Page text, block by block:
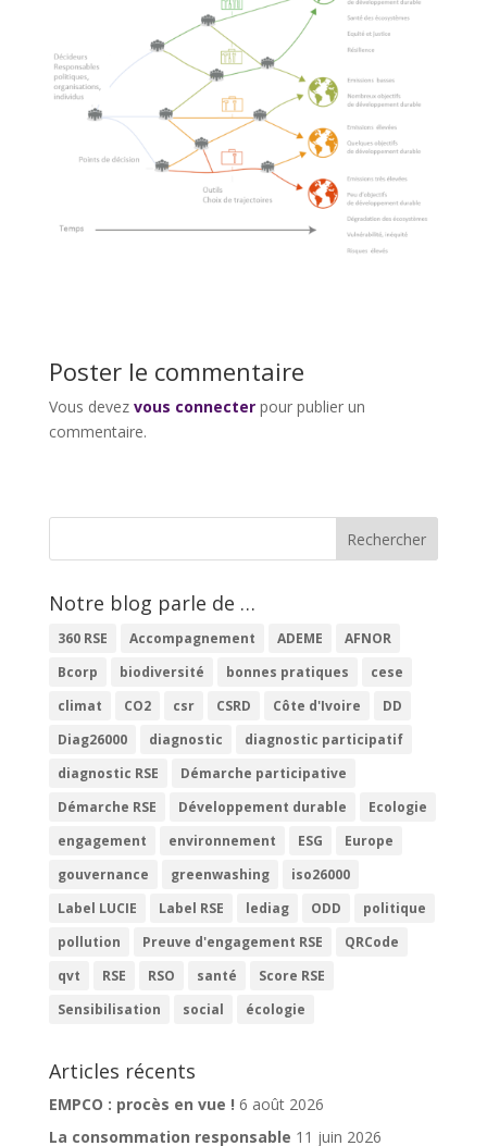
Poster le commentaire
Vous devez vous connecterpour publier un
commentaire.
Notre blog parle de …
360 RSE Accompagnement ADEME
AFNOR
Bcorp
biodiversité bonnes pratiques
cese
climat
CO2 csr CSRD Côte d'Ivoire
DD
Diag26000
diagnostic
diagnostic participatif
diagnostic RSE
Démarche participative
Démarche RSE
Développement durable
Ecologie
engagement
environnement ESG
Europe
gouvernance
greenwashing
iso26000
Label LUCIE
Label RSE lediag ODD
politique
pollution
Preuve d'engagement RSE
QRCode
qvt
RSE RSO santé
Score RSE
Sensibilisation
social écologie
Articles récents
EMPCO : procès en vue ! 6 août 2026
La consommation responsable 11 juin 2026